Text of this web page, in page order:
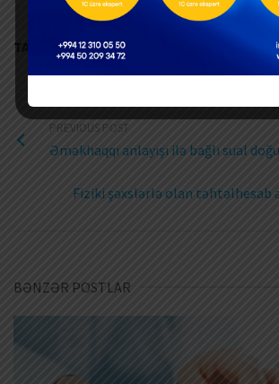
TAGS: SIĞORTA
PREVIOUS POST
Əməkhaqqı anlayışı ilə bağlı sual
Fiziki şəxslərlə olan təhtəlhesab
BƏNZƏR POSTLAR